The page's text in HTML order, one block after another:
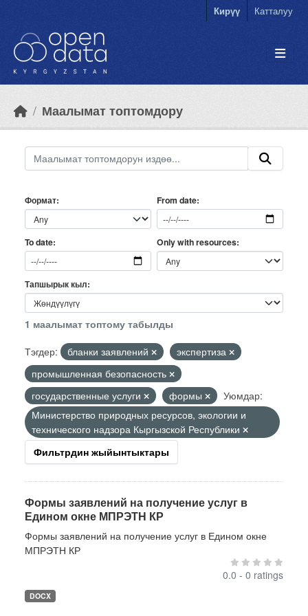
Кирүү Катталуу
Маалымат топтомдору
Формат From date
To date Only with resources
Тапшырык кыл
1 маалымат топтому табылды
Тэгдер:
бланки заявлений
экспертиза
промышленная безопасность
государственные услуги
формы
Уюмдар:
Министерство природных ресурсов, экологии и
технического надзора Кыргызской Республики
Фильтрдин жыйынтыктары
Формы заявлений на получение услуг в
Едином окне МПРЭТН КР
Формы заявлений на получение услуг в Едином окне
МПРЭТН КР
0.0 - 0 ratings
DOCX